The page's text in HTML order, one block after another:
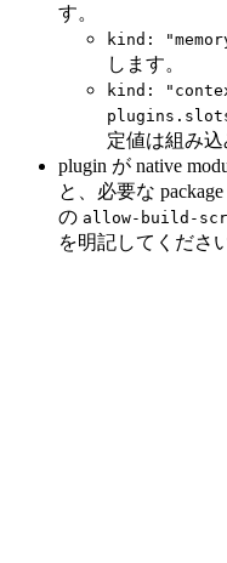
す。
kind:
します。
kind:
定値は組み
plugin が native
と、必要な
の allow-build-
を明記してくださ